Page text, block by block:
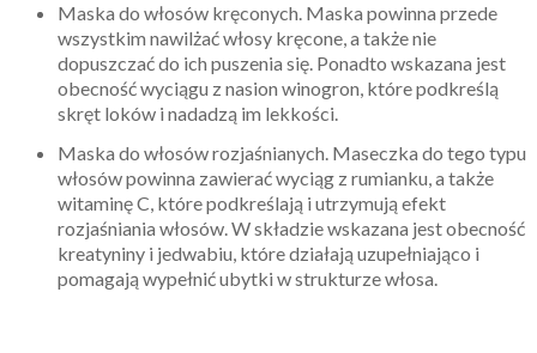
Maska do włosów kręconych. Maska powinna przede
wszystkim nawilżać włosy kręcone, a także nie
dopuszczać do ich puszenia się. Ponadto wskazana jest
obecność wyciągu z nasion winogron, które podkreślą
skręt loków i nadadzą im lekkości.
Maska do włosów rozjaśnianych. Maseczka do tego typu
włosów powinna zawierać wyciąg z rumianku, a także
witaminę C, które podkreślają i utrzymują efekt
rozjaśniania włosów. W składzie wskazana jest obecność
kreatyniny i jedwabiu, które działają uzupełniająco i
pomagają wypełnić ubytki w strukturze włosa.